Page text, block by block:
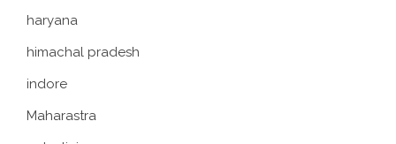
haryana
himachal pradesh
indore
Maharastra